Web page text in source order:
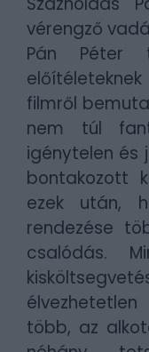
vérengző
Pán Péter
filmről
nem túl
igénytelen és
bontakozott
ezek után,
rendezése
csalódás.
több, az